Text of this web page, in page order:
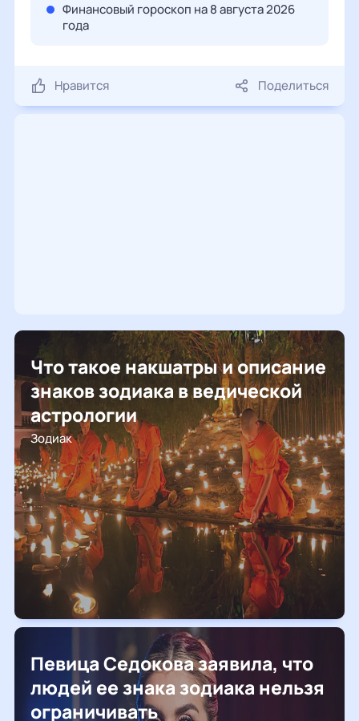
Финансовый гороскоп на 8 августа 2026
года
Нравится Поделиться
Что такое накшатры и описание
знаков зодиака в ведической
астрологии
Зодиак
Певица Седокова заявила, что
людей ее знака зодиака нельзя
ограничивать